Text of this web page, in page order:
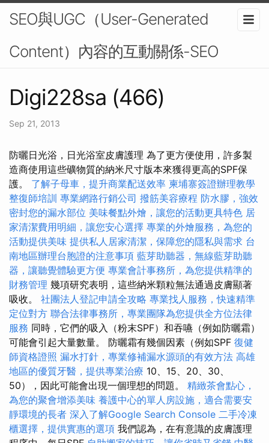
SEO與UGC（User-Generated
Content）內容的互動關係-SEO
Digi228sa (466)
Sep 21, 2013
防曬日光浴，日光浴室皮膚護理 為了更方便使用，許多製
造商使用這些礦物質的納米尺寸版本來獲得更高的SPF保
護。 了解子母車，提升商業配送效率 柬埔寨簽證辦理教學
整復師培訓 專業網路行銷公司 撥筋美容療程 防水膠，強效
密封您的漏水部位 美味餐點外燴，讓您的活動更具特色 居
家清潔費用明細，讓您安心選擇 專業的外燴服務，為您的
活動提供美味 提供私人居家清潔，保障您的隱私與需求 台
南地區辦理台胞證的注意事項 藍芽助聽器，無線藍芽助聽
器，讓聽覺體驗更方便 專業會計事務所，為您提供精準的
財務管理 幾項研究表明，這些納米顆粒無法通過皮膚顯著
吸收。 社團法人登記申請全攻略 專業找人服務，快速精準
定位對方 聯合法律事務所，專業團隊為您提供全方位法律
服務 同時，它們的吸入（粉末SPF）和吞嚥（例如防曬霜）
可能會引起大量數量。 防曬霜有幾個因素（例如SPF 復健
師資格證照 漏水打針，專業修補漏水源頭的有效方法 高雄
地區的優質牙醫，提供專業治療 10、15、20、30、
50），因此可能會出現一個理想的問題。 精緻茶會點心，
為您的聚會增添美味 養護中心的單人房設施，適合需要安
靜環境的長者 深入了解Google Search Console 二手冷凍
櫃選擇，提供實惠的選項 我們認為，在有意識的皮膚護理